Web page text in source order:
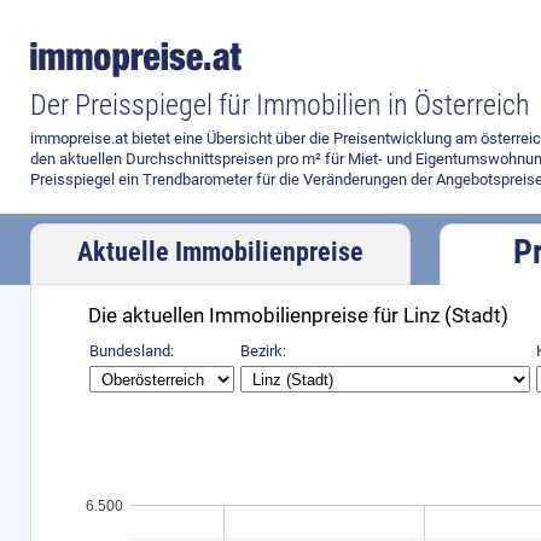
Der Preisspiegel für Immobilien in Österreich
immopreise.at bietet eine Übersicht über die Preisentwicklung am
den aktuellen Durchschnittspreisen pro m² für Miet- und
Preisspiegel ein Trendbarometer für die Veränderungen der
Aktuelle Immobilienpreise
Die aktuellen Immobilienpreise für Linz (Stadt)
Bundesland: Bezirk:
6.500